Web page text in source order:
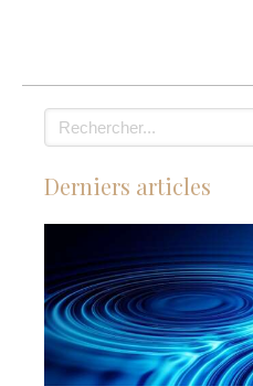
Rechercher
Derniers articles